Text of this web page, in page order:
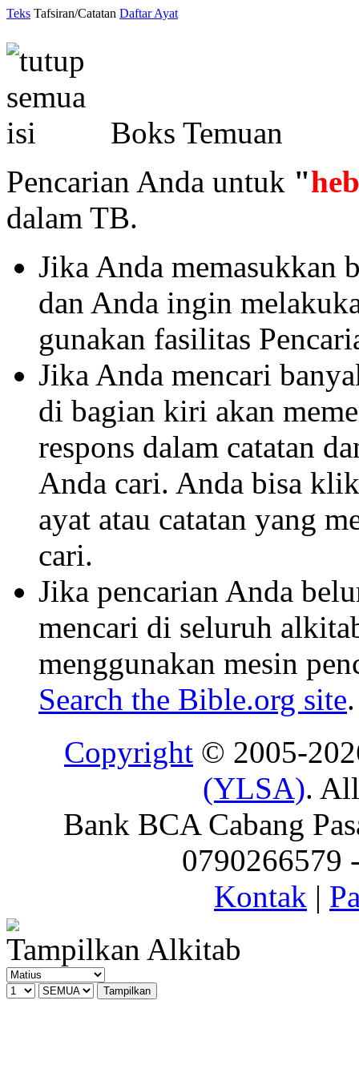
Teks Tafsiran/Catatan Daftar Ayat
Boks Temuan
Pencarian Anda untuk "
dalam TB.
Jika Anda memasukkan
dan Anda ingin
gunakan fasilitas
Jika Anda mencari
di bagian kiri akan
respons dalam catatan
Anda cari. Anda bisa
ayat atau catatan yang
cari.
Jika pencarian Anda
mencari di seluruh
menggunakan mesin
Search the Bible.org site.
Copyright © 2005-
(YLSA).
Bank BCA Cabang
0790266579
Kontak |
Tampilkan Alkitab